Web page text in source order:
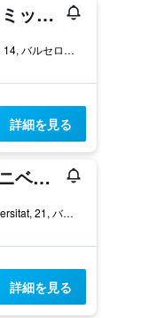
ホテル ミッドモスト バイ マジェスティック ホテル グループ
Carrer Pelai 14, バルセロナ, スペイン
詳細を見る
H10 ウニベルシタ
Ronda Universitat, 21, バルセロナ, スペイン
詳細を見る